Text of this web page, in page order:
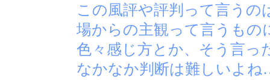
この風評や評判って言う
場からの主観って言うもの
色々感じ方とか、そう言っ
なかなか判断は難しいよ